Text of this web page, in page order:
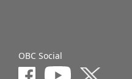
OBC Social